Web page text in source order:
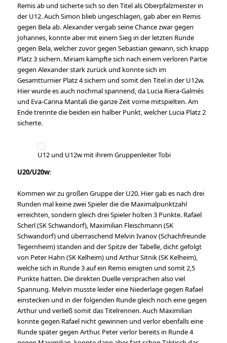
Remis ab und sicherte sich so den Titel als Oberpfalzmeister in
der U12. Auch Simon blieb ungeschlagen, gab aber ein Remis
gegen Bela ab. Alexander vergab seine Chance zwar gegen
Johannes, konnte aber mit einem Sieg in der letzten Runde
gegen Bela, welcher zuvor gegen Sebastian gewann, sich knapp
Platz 3 sichern. Miriam kämpfte sich nach einem verloren Partie
gegen Alexander stark zurück und konnte sich im
Gesamtturnier Platz 4 sichern und somit den Titel in der U12w.
Hier wurde es auch nochmal spannend, da Lucia Riera-Galmés
und Eva-Carina Mantali die ganze Zeit vorne mitspielten. Am
Ende trennte die beiden ein halber Punkt, welcher Lucia Platz 2
sicherte.
U12 und U12w mit ihrem Gruppenleiter Tobi
U20/U20w:
Kommen wir zu großen Gruppe der U20. Hier gab es nach drei
Runden mal keine zwei Spieler die die Maximalpunktzahl
erreichten, sondern gleich drei Spieler holten 3 Punkte. Rafael
Scherl (SK Schwandorf), Maximilian Fleischmann (SK
Schwandorf) und überraschend Melvin Ivanov (Schachfreunde
Tegernheim) standen and der Spitze der Tabelle, dicht gefolgt
von Peter Hahn (SK Kelheim) und Arthur Sitnik (SK Kelheim),
welche sich in Runde 3 auf ein Remis einigten und somit 2,5
Punkte hatten. Die direkten Duelle versprachen also viel
Spannung. Melvin musste leider eine Niederlage gegen Rafael
einstecken und in der folgenden Runde gleich noch eine gegen
Arthur und verließ somit das Titelrennen. Auch Maximilian
konnte gegen Rafael nicht gewinnen und verlor ebenfalls eine
Runde später gegen Arthur. Peter verlor bereits in Runde 4